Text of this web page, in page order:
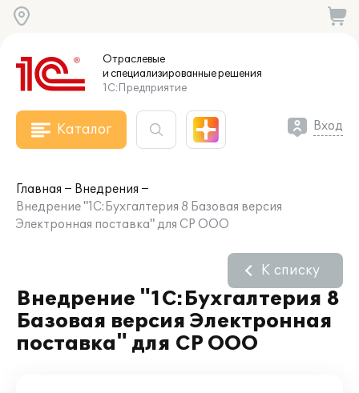
Отраслевые
и специализированныерешения
1С:Предприятие
Каталог Вход
Главная
Внедрения
Внедрение "1С:Бухгалтерия 8 Базовая версия
Электронная поставка" для СР ООО
Внедрение "1С:Бухгалтерия 8
Базовая версия Электронная
поставка" для СР ООО
К списку